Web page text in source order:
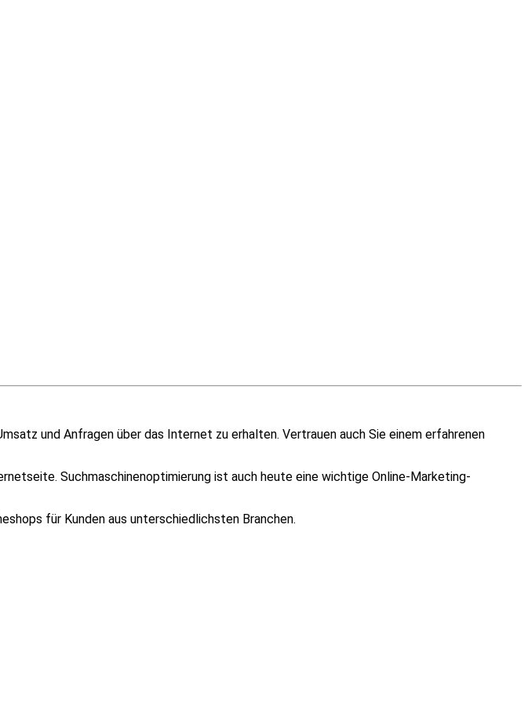
und Anfragen über das Internet zu erhalten. Vertrauen auch Sie einem erfahrenen
Suchmaschinenoptimierung ist auch heute eine wichtige Online-Marketing-
für Kunden aus unterschiedlichsten Branchen.